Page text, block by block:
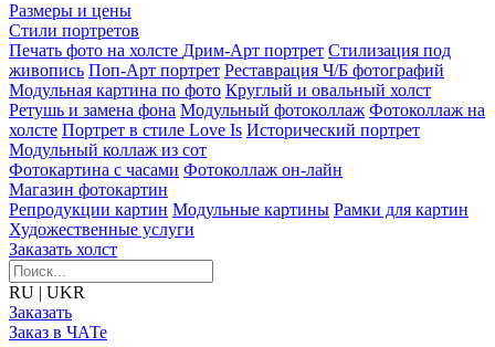
Размеры и цены
Стили портретов
Печать фото на холсте Дрим-Арт портрет Стилизация под
живопись Поп-Арт портрет Реставрация Ч/Б фотографий
Модульная картина по фото Круглый и овальный холст
Ретушь и замена фона Модульный фотоколлаж Фотоколлаж на
холсте Портрет в стиле Love Is Исторический портрет
Модульный коллаж из сот
Фотокартина с часами Фотоколлаж он-лайн
Магазин фотокартин
Репродукции картин Модульные картины Рамки для картин
Художественные услуги
Заказать холст
RU | UKR
Заказать
Заказ в ЧАТе